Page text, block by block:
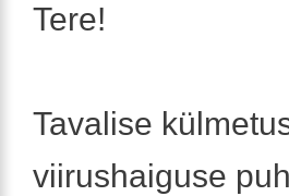
Tere!
Tavalise
viirushaiguse